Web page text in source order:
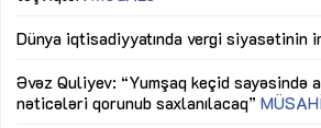
Dünya iqtisadiyyatında vergi siyasətinin
Əvəz Quliyev: “Yumşaq keçid sayəsində
nəticələri qorunub saxlanılacaq”